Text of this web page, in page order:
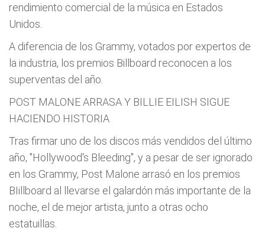
rendimiento comercial de la música en Estados
Unidos.
A diferencia de los Grammy, votados por expertos de
la industria, los premios Billboard reconocen a los
superventas del año.
POST MALONE ARRASA Y BILLIE EILISH SIGUE
HACIENDO HISTORIA
Tras firmar uno de los discos más vendidos del último
año, "Hollywood's Bleeding", y a pesar de ser ignorado
en los Grammy, Post Malone arrasó en los premios
BIillboard al llevarse el galardón más importante de la
noche, el de mejor artista, junto a otras ocho
estatuillas.